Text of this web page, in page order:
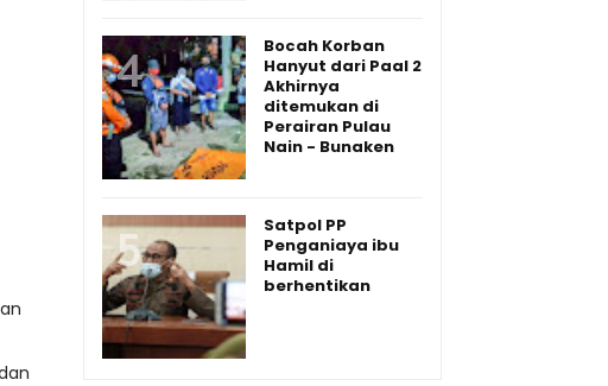
Bocah Korban
Hanyut dari Paal 2
Akhirnya
ditemukan di
Perairan Pulau
Nain - Bunaken
Satpol PP
Penganiaya ibu
Hamil di
berhentikan